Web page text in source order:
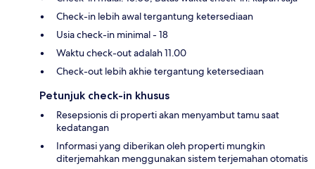
Check-in lebih awal tergantung ketersediaan
Usia check-in minimal - 18
Waktu check-out adalah 11.00
Check-out lebih akhie tergantung ketersediaan
Petunjuk check-in khusus
Resepsionis di properti akan menyambut tamu saat
kedatangan
Informasi yang diberikan oleh properti mungkin
diterjemahkan menggunakan sistem terjemahan otomatis